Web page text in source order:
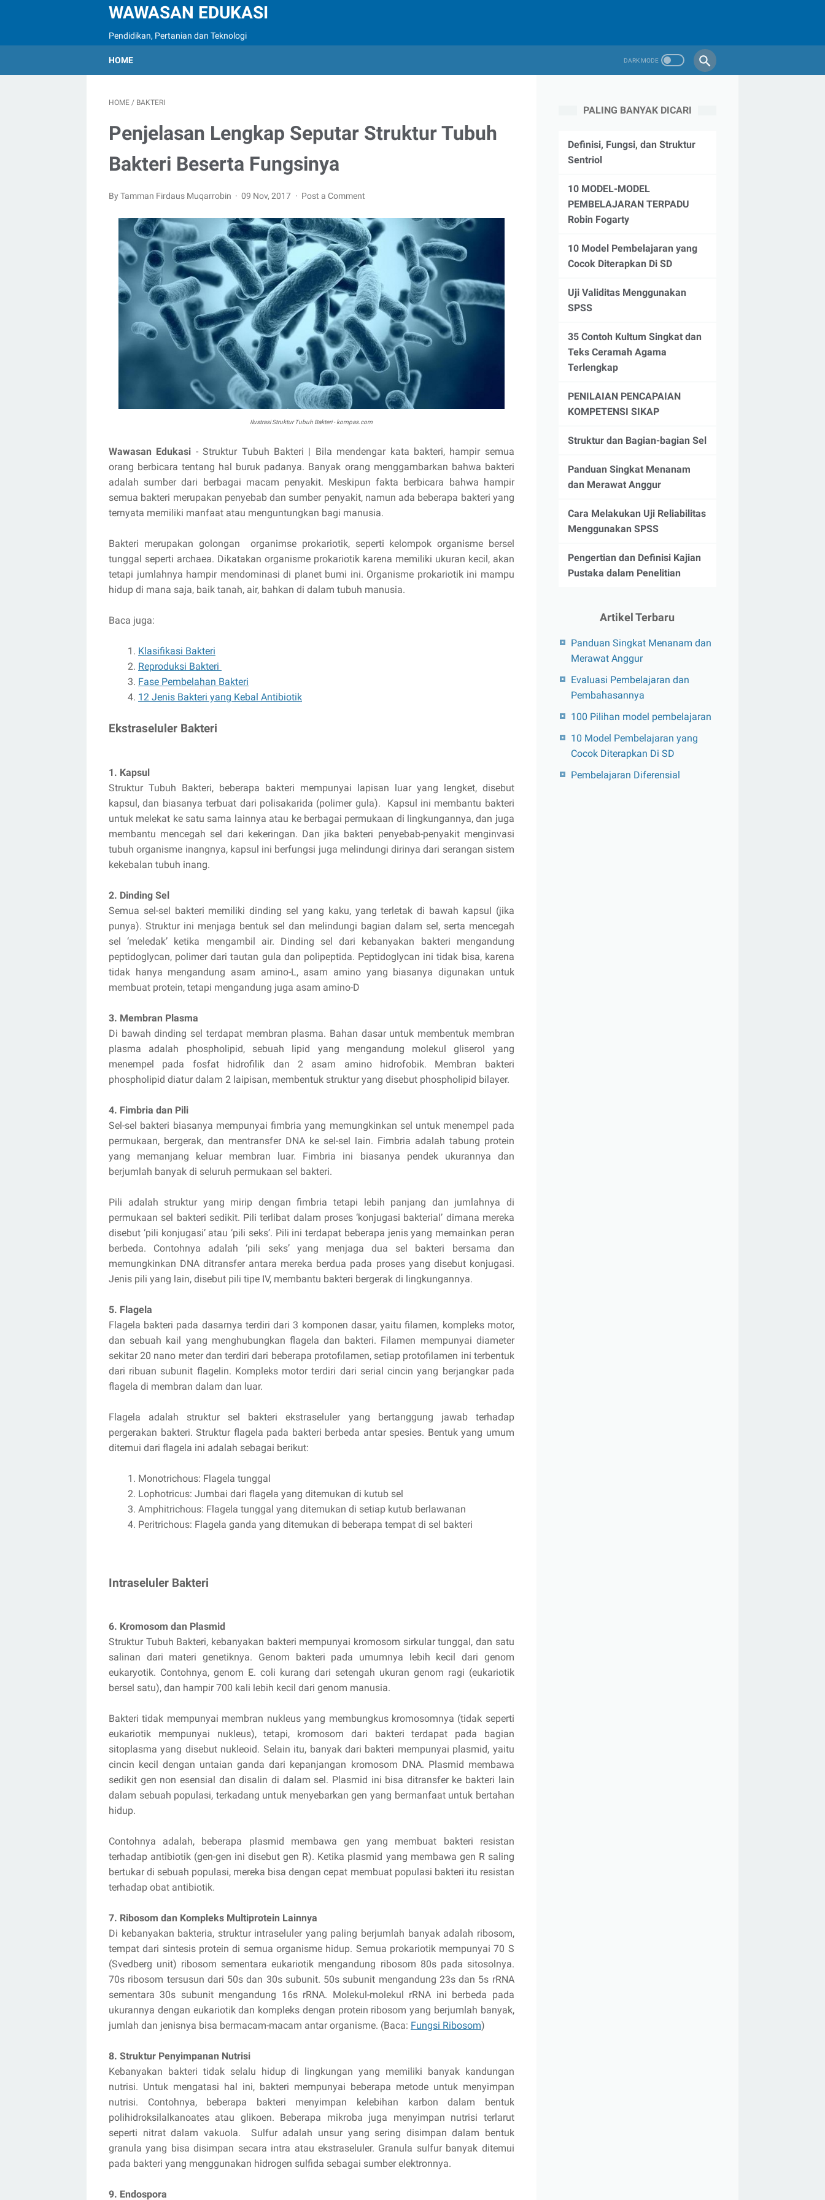
WAWASAN EDUKASI
Pendidikan, Pertanian dan Teknologi
HOME
HOME / BAKTERI
Penjelasan Lengkap Seputar Struktur Tubuh
Bakteri Beserta Fungsinya
By Tamman Firdaus Muqarrobin 09 Nov, 2017 Post a Comment
Ilustrasi Struktur Tubuh Bakteri - kompas.com
Wawasan Edukasi - Struktur Tubuh Bakteri | Bila mendengar kata bakteri, hampir semua
orang berbicara tentang hal buruk padanya. Banyak orang menggambarkan bahwa bakteri
adalah sumber dari berbagai macam penyakit. Meskipun fakta berbicara bahwa hampir
semua bakteri merupakan penyebab dan sumber penyakit, namun ada beberapa bakteri yang
ternyata memiliki manfaat atau menguntungkan bagi manusia.
Bakteri merupakan golongan organimse prokariotik, seperti kelompok organisme bersel
tunggal seperti archaea. Dikatakan organisme prokariotik karena memiliki ukuran kecil, akan
tetapi jumlahnya hampir mendominasi di planet bumi ini. Organisme prokariotik ini mampu
hidup di mana saja, baik tanah, air, bahkan di dalam tubuh manusia.
Baca juga:
Klasifikasi Bakteri
Reproduksi Bakteri
Fase Pembelahan Bakteri
12 Jenis Bakteri yang Kebal Antibiotik
Ekstraseluler Bakteri
1. Kapsul
Struktur Tubuh Bakteri, beberapa bakteri mempunyai lapisan luar yang lengket, disebut
kapsul, dan biasanya terbuat dari polisakarida (polimer gula). Kapsul ini membantu bakteri
untuk melekat ke satu sama lainnya atau ke berbagai permukaan di lingkungannya, dan juga
membantu mencegah sel dari kekeringan. Dan jika bakteri penyebab-penyakit menginvasi
tubuh organisme inangnya, kapsul ini berfungsi juga melindungi dirinya dari serangan sistem
kekebalan tubuh inang.
2. Dinding Sel
Semua sel-sel bakteri memiliki dinding sel yang kaku, yang terletak di bawah kapsul (jika
punya). Struktur ini menjaga bentuk sel dan melindungi bagian dalam sel, serta mencegah
sel ‘meledak’ ketika mengambil air. Dinding sel dari kebanyakan bakteri mengandung
peptidoglycan, polimer dari tautan gula dan polipeptida. Peptidoglycan ini tidak bisa, karena
tidak hanya mengandung asam amino-L, asam amino yang biasanya digunakan untuk
membuat protein, tetapi mengandung juga asam amino-D
3. Membran Plasma
Di bawah dinding sel terdapat membran plasma. Bahan dasar untuk membentuk membran
plasma adalah phospholipid, sebuah lipid yang mengandung molekul gliserol yang
menempel pada fosfat hidrofilik dan 2 asam amino hidrofobik. Membran bakteri
phospholipid diatur dalam 2 laipisan, membentuk struktur yang disebut phospholipid bilayer.
4. Fimbria dan Pili
Sel-sel bakteri biasanya mempunyai fimbria yang memungkinkan sel untuk menempel pada
permukaan, bergerak, dan mentransfer DNA ke sel-sel lain. Fimbria adalah tabung protein
yang memanjang keluar membran luar. Fimbria ini biasanya pendek ukurannya dan
berjumlah banyak di seluruh permukaan sel bakteri.
Pili adalah struktur yang mirip dengan fimbria tetapi lebih panjang dan jumlahnya di
permukaan sel bakteri sedikit. Pili terlibat dalam proses ‘konjugasi bakterial’ dimana mereka
disebut ‘pili konjugasi’ atau ‘pili seks’. Pili ini terdapat beberapa jenis yang memainkan peran
berbeda. Contohnya adalah ‘pili seks’ yang menjaga dua sel bakteri bersama dan
memungkinkan DNA ditransfer antara mereka berdua pada proses yang disebut konjugasi.
Jenis pili yang lain, disebut pili tipe IV, membantu bakteri bergerak di lingkungannya.
5. Flagela
Flagela bakteri pada dasarnya terdiri dari 3 komponen dasar, yaitu filamen, kompleks motor,
dan sebuah kail yang menghubungkan flagela dan bakteri. Filamen mempunyai diameter
sekitar 20 nano meter dan terdiri dari beberapa protofilamen, setiap protofilamen ini terbentuk
dari ribuan subunit flagelin. Kompleks motor terdiri dari serial cincin yang berjangkar pada
flagela di membran dalam dan luar.
Flagela adalah struktur sel bakteri ekstraseluler yang bertanggung jawab terhadap
pergerakan bakteri. Struktur flagela pada bakteri berbeda antar spesies. Bentuk yang umum
ditemui dari flagela ini adalah sebagai berikut:
Monotrichous: Flagela tunggal
Lophotricus: Jumbai dari flagela yang ditemukan di kutub sel
Amphitrichous: Flagela tunggal yang ditemukan di setiap kutub berlawanan
Peritrichous: Flagela ganda yang ditemukan di beberapa tempat di sel bakteri
Intraseluler Bakteri
6. Kromosom dan Plasmid
Struktur Tubuh Bakteri, kebanyakan bakteri mempunyai kromosom sirkular tunggal, dan satu
salinan dari materi genetiknya. Genom bakteri pada umumnya lebih kecil dari genom
eukaryotik. Contohnya, genom E. coli kurang dari setengah ukuran genom ragi (eukariotik
bersel satu), dan hampir 700 kali lebih kecil dari genom manusia.
Bakteri tidak mempunyai membran nukleus yang membungkus kromosomnya (tidak seperti
eukariotik mempunyai nukleus), tetapi, kromosom dari bakteri terdapat pada bagian
sitoplasma yang disebut nukleoid. Selain itu, banyak dari bakteri mempunyai plasmid, yaitu
cincin kecil dengan untaian ganda dari kepanjangan kromosom DNA. Plasmid membawa
sedikit gen non esensial dan disalin di dalam sel. Plasmid ini bisa ditransfer ke bakteri lain
dalam sebuah populasi, terkadang untuk menyebarkan gen yang bermanfaat untuk bertahan
hidup.
Contohnya adalah, beberapa plasmid membawa gen yang membuat bakteri resistan
terhadap antibiotik (gen-gen ini disebut gen R). Ketika plasmid yang membawa gen R saling
bertukar di sebuah populasi, mereka bisa dengan cepat membuat populasi bakteri itu resistan
terhadap obat antibiotik.
7. Ribosom dan Kompleks Multiprotein Lainnya
Di kebanyakan bakteria, struktur intraseluler yang paling berjumlah banyak adalah ribosom,
tempat dari sintesis protein di semua organisme hidup. Semua prokariotik mempunyai 70 S
(Svedberg unit) ribosom sementara eukariotik mengandung ribosom 80s pada sitosolnya.
70s ribosom tersusun dari 50s dan 30s subunit. 50s subunit mengandung 23s dan 5s rRNA
sementara 30s subunit mengandung 16s rRNA. Molekul-molekul rRNA ini berbeda pada
ukurannya dengan eukariotik dan kompleks dengan protein ribosom yang berjumlah banyak,
jumlah dan jenisnya bisa bermacam-macam antar organisme. (Baca: Fungsi Ribosom)
8. Struktur Penyimpanan Nutrisi
Kebanyakan bakteri tidak selalu hidup di lingkungan yang memiliki banyak kandungan
nutrisi. Untuk mengatasi hal ini, bakteri mempunyai beberapa metode untuk menyimpan
nutrisi. Contohnya, beberapa bakteri menyimpan kelebihan karbon dalam bentuk
polihidroksilalkanoates atau glikoen. Beberapa mikroba juga menyimpan nutrisi terlarut
seperti nitrat dalam vakuola. Sulfur adalah unsur yang sering disimpan dalam bentuk
granula yang bisa disimpan secara intra atau ekstraseluler. Granula sulfur banyak ditemui
pada bakteri yang menggunakan hidrogen sulfida sebagai sumber elektronnya.
9. Endospora
PALING BANYAK DICARI
Definisi, Fungsi, dan Struktur
Sentriol
10 MODEL-MODEL
PEMBELAJARAN TERPADU
Robin Fogarty
10 Model Pembelajaran yang
Cocok Diterapkan Di SD
Uji Validitas Menggunakan
SPSS
35 Contoh Kultum Singkat dan
Teks Ceramah Agama
Terlengkap
PENILAIAN PENCAPAIAN
KOMPETENSI SIKAP
Struktur dan Bagian-bagian Sel
Panduan Singkat Menanam
dan Merawat Anggur
Cara Melakukan Uji Reliabilitas
Menggunakan SPSS
Pengertian dan Definisi Kajian
Pustaka dalam Penelitian
Artikel Terbaru
Panduan Singkat Menanam dan
Merawat Anggur
Evaluasi Pembelajaran dan
Pembahasannya
100 Pilihan model pembelajaran
10 Model Pembelajaran yang
Cocok Diterapkan Di SD
Pembelajaran Diferensial